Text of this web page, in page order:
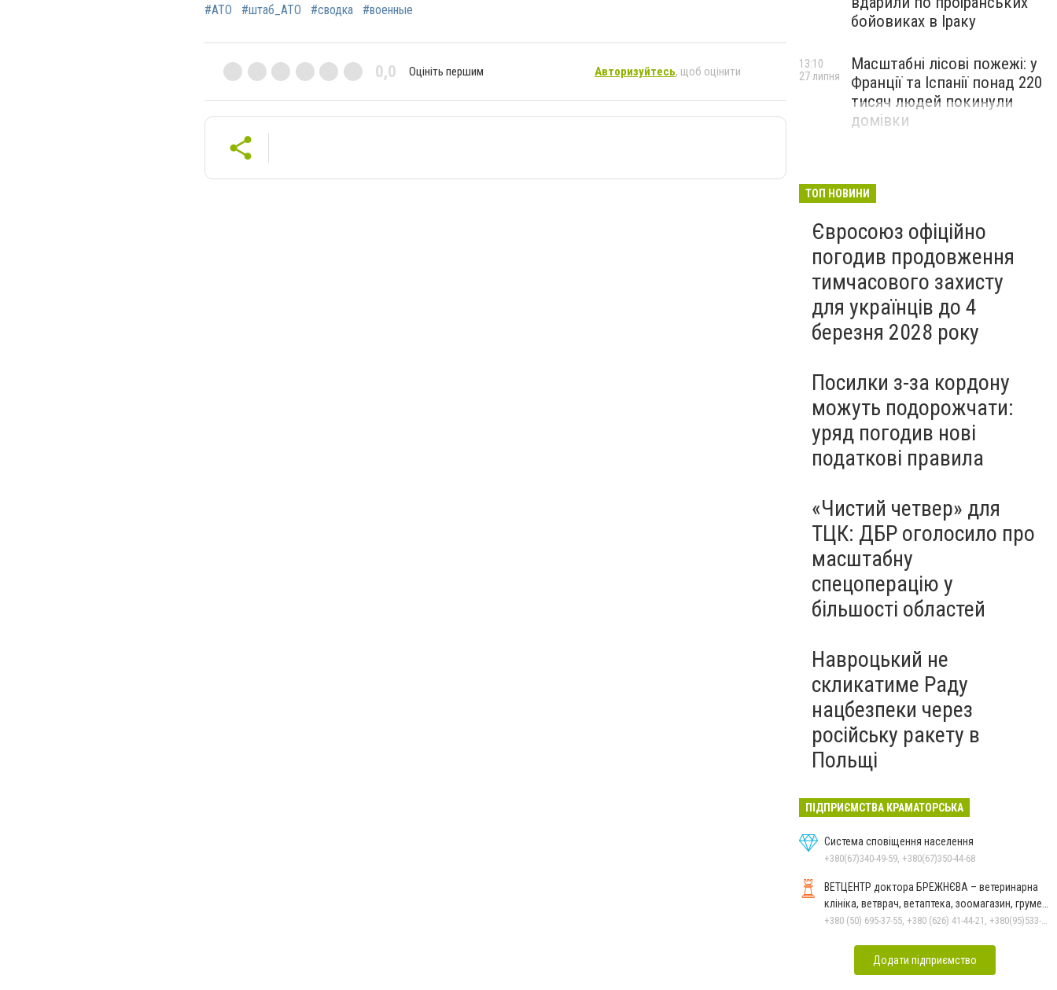
#АТО #штаб_АТО #сводка #военные
0,0 Оцініть першим Авторизуйтесь, щоб оцінити
бойовиках в Іраку
Масштабні лісові пожежі: у
Франції та Іспанії понад 220
тисяч людей покинули
домівки
13:10
27 липня
ТОП НОВИНИ
Євросоюз офіційно
погодив продовження
тимчасового захисту
для українців до 4
березня 2028 року
Посилки з-за кордону
можуть подорожчати:
уряд погодив нові
податкові правила
«Чистий четвер» для
ТЦК: ДБР оголосило про
масштабну
спецоперацію у
більшості областей
Навроцький не
скликатиме Раду
нацбезпеки через
російську ракету в
Польщі
ПІДПРИЄМСТВА КРАМАТОРСЬКА
Система сповіщення населення
+380(67)340-49-59, +380(67)350-44-68
ВЕТЦЕНТР доктора БРЕЖНЄВА – ветеринарна
клініка, ветврач, ветаптека, зоомагазин, грумер,
стрижки.
+380 (50) 695-37-55, +380 (626) 41-44-21, +380(95)533-90-03
Додати підприємство